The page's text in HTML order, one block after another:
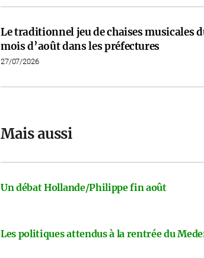
Le traditionnel jeu de chaises musicales
mois d’août dans les préfectures
27/07/2026
Mais aussi
Un débat Hollande/Philippe fin août
Les politiques attendus à la rentrée du